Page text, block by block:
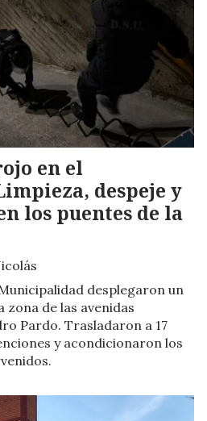
en el
despeje y
los puentes de la
desplegaron un
de las avenidas
Pardo. Trasladaron a 17
y acondicionaron los